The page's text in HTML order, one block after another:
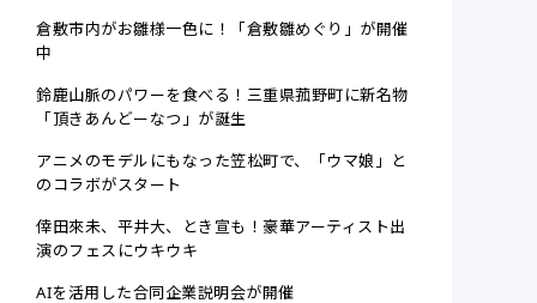
倉敷市内がお雛様一色に！「倉敷雛めぐり」が開催
中
鈴鹿山脈のパワーを食べる！三重県菰野町に新名物
「頂きあんどーなつ」が誕生
アニメのモデルにもなった笠松町で、「ウマ娘」と
のコラボがスタート
倖田來未、平井大、とき宣も！豪華アーティスト出
演のフェスにウキウキ
AIを活用した合同企業説明会が開催